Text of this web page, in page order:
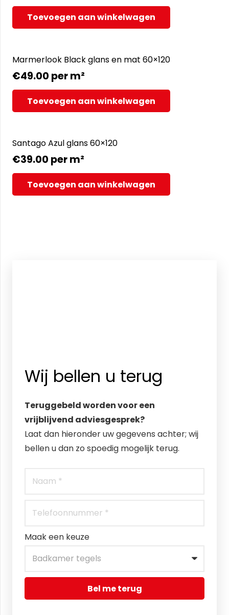
Toevoegen aan winkelwagen
Marmerlook Black glans en mat 60×120
€49.00 per m²
Toevoegen aan winkelwagen
Santago Azul glans 60×120
€39.00 per m²
Toevoegen aan winkelwagen
Wij bellen u terug
Teruggebeld worden voor een
vrijblijvend adviesgesprek?
Laat dan hieronder uw gegevens achter; wij
bellen u dan zo spoedig mogelijk terug.
Maak een keuze
Bel me terug